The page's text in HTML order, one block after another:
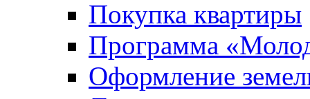
Покупка квартиры
Программа
Оформление